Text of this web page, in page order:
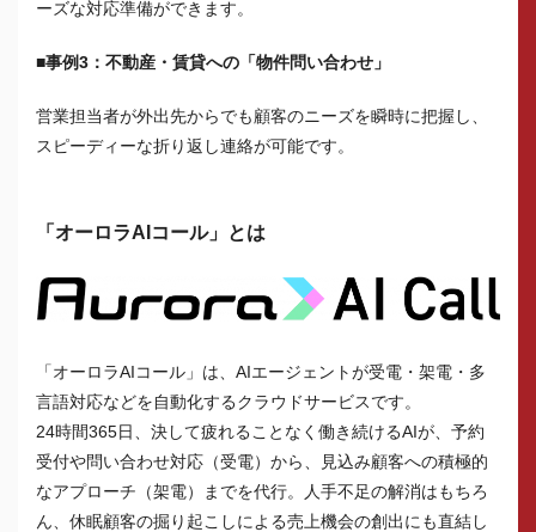
ーズな対応準備ができます。
■事例3：不動産・賃貸への「物件問い合わせ」
営業担当者が外出先からでも顧客のニーズを瞬時に把握し、
スピーディーな折り返し連絡が可能です。
「オーロラAIコール」とは
「オーロラAIコール」は、AIエージェントが受電・架電・多
言語対応などを自動化するクラウドサービスです。
24時間365日、決して疲れることなく働き続けるAIが、予約
受付や問い合わせ対応（受電）から、見込み顧客への積極的
なアプローチ（架電）までを代行。人手不足の解消はもちろ
ん、休眠顧客の掘り起こしによる売上機会の創出にも直結し